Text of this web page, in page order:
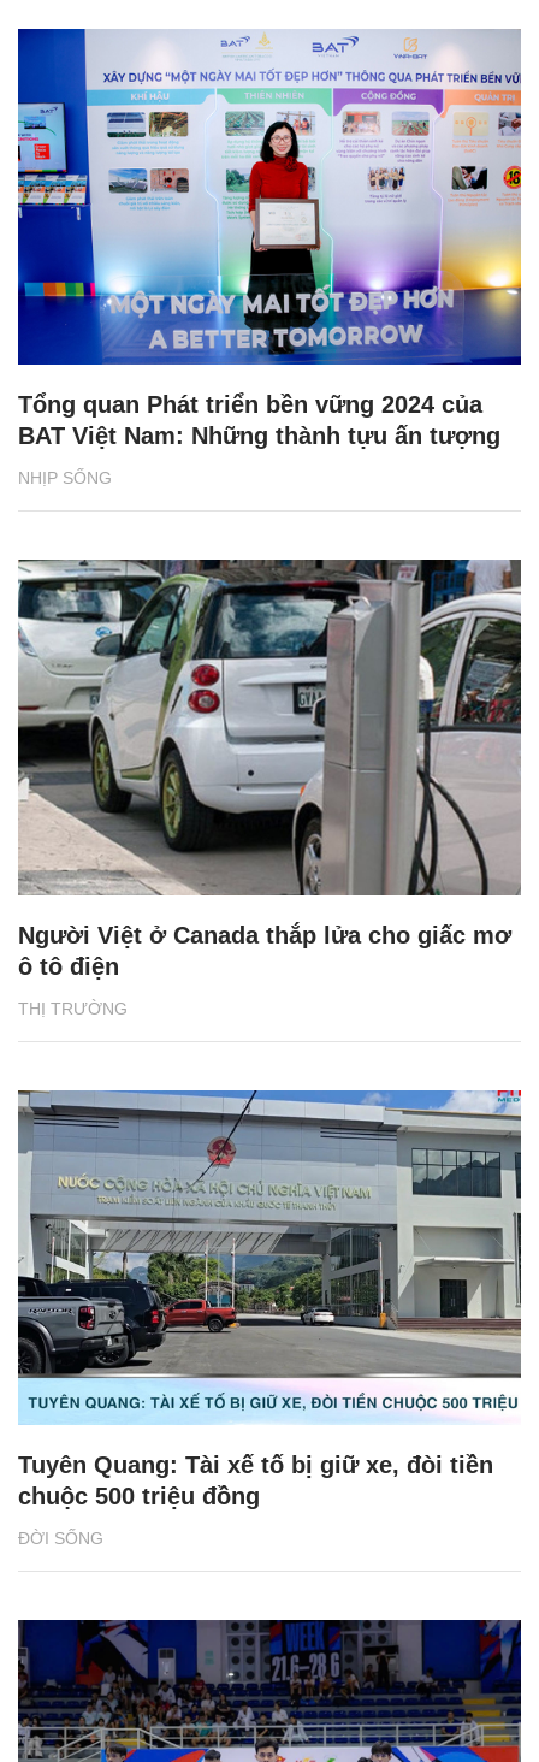
NHỊP SỐNG
Tổng quan Phát triển bền vững 2024 của
BAT Việt Nam: Những thành tựu ấn tượng
THỊ TRƯỜNG
Người Việt ở Canada thắp lửa cho giấc mơ
ô tô điện
ĐỜI SỐNG
Tuyên Quang: Tài xế tố bị giữ xe, đòi tiền
chuộc 500 triệu đồng